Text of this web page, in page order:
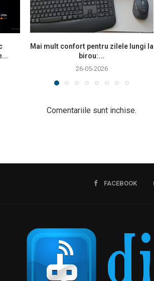
Mai mult confort pentru zilele lungi la
birou:...
26-05-2026
Comentariile sunt inchise.
FACEBOOK